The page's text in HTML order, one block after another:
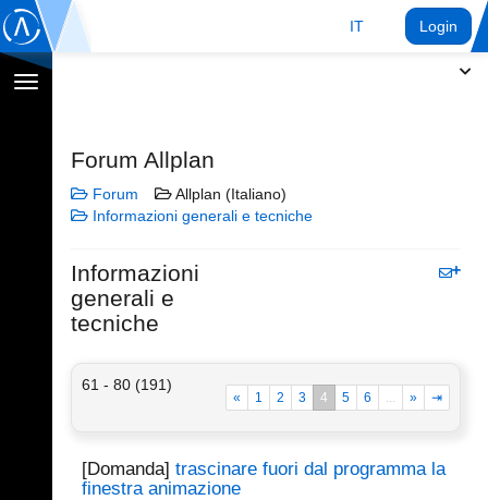
IT Login
Toggle
Forum Allplan
Forum
Allplan (Italiano)
Informazioni generali e tecniche
Informazioni
generali e
tecniche
61 - 80 (191)
« 1 2 3 4 5 6 ... » ⇥
[Domanda] trascinare fuori dal programma la
finestra animazione